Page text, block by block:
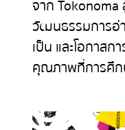
จาก
วัฒนธรรมการอ่
เป็น และโอกาสก
คุณภาพที่การศึก